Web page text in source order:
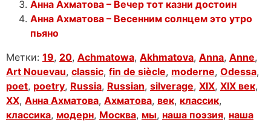
Анна Ахматова – Вечер тот казни достоин
Анна Ахматова – Весенним солнцем это утро
пьяно
Метки: 19, 20, Achmatowa, Akhmatova, Anna, Anne,
Art Nouevau, classic, fin de siècle, moderne, Odessa,
poet, poetry, Russia, Russian, silverage, XIX, XIX век,
XX, Анна Ахматова, Ахматова, век, классик,
классика, модерн, Москва, мы, наша поэзия, наша